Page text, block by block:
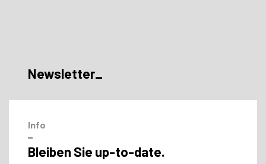
Newsletter_
Info
–
Bleiben Sie up-to-date.